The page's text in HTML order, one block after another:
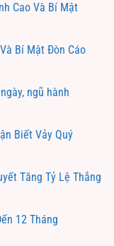
Cao Và Bí Mật
Bí Mật Đòn Cáo
ngũ hành
Biết Vảy Quý
Tăng Tỷ Lệ Thắng
12 Tháng